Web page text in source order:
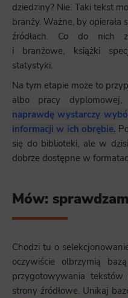
dziedziny? Nie. Taki tekst
branży. Ważne, by
źródłach. Co do nich
i branżowe, książki
statystyki.
Na tym etapie może to
albo pracy
naprawdę wystarczy
informacji w ich obrębie.
się do biblioteki, ale w
dobrze dostępne w
Mów: sprawdzam
Chodzi tu o
oczywiście olbrzymią
przygotowywania tekstów
strony źródłowe. Unikaj